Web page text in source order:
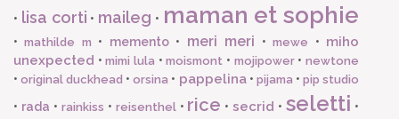
• lisa corti • maileg • maman et sophie
•mathilde m • memento• meri meri •mewe • miho
unexpected •mimi lula •moismont • mojipower•newtone
•original duckhead •orsina • pappelina• pijama • pip studio
• rada • rainkiss • reisenthel• rice •secrid •seletti •